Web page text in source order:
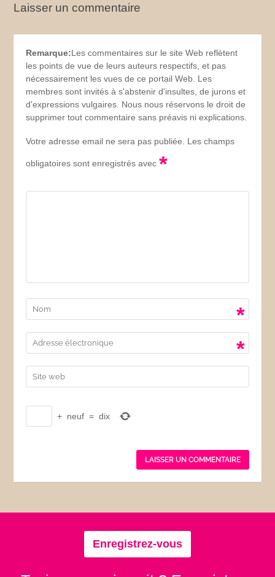
Laisser un commentaire
Remarque:Les commentaires sur le site Web reflètent
les points de vue de leurs auteurs respectifs, et pas
nécessairement les vues de ce portail Web. Les
membres sont invités à s'abstenir d'insultes, de jurons et
d'expressions vulgaires. Nous nous réservons le droit de
supprimer tout commentaire sans préavis ni explications.
Votre adresse email ne sera pas publiée. Les champs
obligatoires sont enregistrés avec*
*
*
+ neuf = dix
Enregistrez-vous